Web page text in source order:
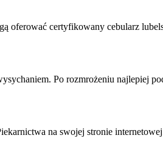
oferować certyfikowany cebularz
Po rozmrożeniu najlepiej
na swojej stronie